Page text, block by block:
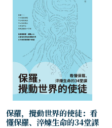
保羅，攪動世界的使徒：看
懂保羅、淬煉生命的34堂課